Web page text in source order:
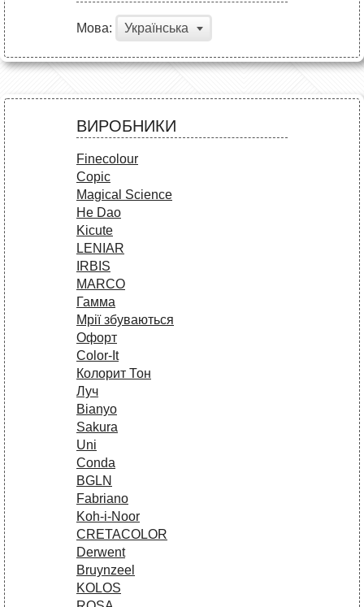
Мова: Українська
ВИРОБНИКИ
Finecolour
Copic
Magical Science
He Dao
Kicute
LENIAR
IRBIS
MARCO
Гамма
Мрії збуваються
Офорт
Сolor-It
Колорит Тон
Луч
Bianyo
Sakura
Uni
Conda
BGLN
Fabriano
Koh-i-Noor
CRETACOLOR
Derwent
Bruynzeel
KOLOS